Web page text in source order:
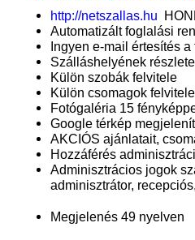
http://netszallas.hu
Automatizált foglalási
Ingyen e-mail értesítés
Szálláshelyének
Külön szobák felvitele
Külön csomagok felvitele
Fotógaléria 15
Google térkép
AKCIÓS ajánlatait,
Hozzáférés
Adminisztrácios jogok
adminisztrátor,
Megjelenés 49 nyelven